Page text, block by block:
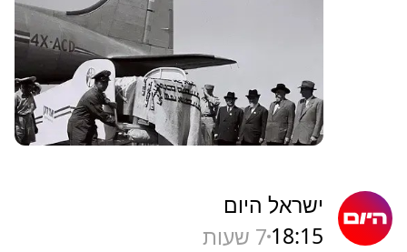
ישראל היום
18:15 7 שעות